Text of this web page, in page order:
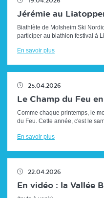
Jérémie au
Biathlète de Molsheim Ski
participer au biathlon festival à
En savoir plus
25.04.2026
Le Champ du Feu
Comme chaque printemps, le
du Feu. Cette année, c'est le
En savoir plus
22.04.2026
En vidéo : la Vallée